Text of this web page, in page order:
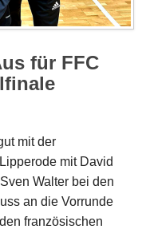
für FFC
mit der
mit David
Walter bei den
an die Vorrunde
französischen